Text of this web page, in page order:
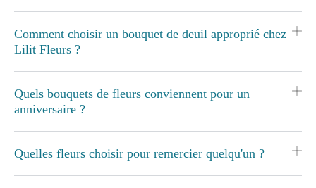
Comment choisir un bouquet de deuil approprié chez
Lilit Fleurs ?
Quels bouquets de fleurs conviennent pour un
anniversaire ?
Quelles fleurs choisir pour remercier quelqu'un ?